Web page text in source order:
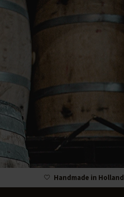
Handmade in Holland